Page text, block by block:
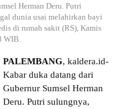
Herman Deru. Putri
dunia usai melahirkan bayi
di rumah sakit (RS), Kamis
WIB.
PALEMBANG, kaldera.id-
Kabar duka datang dari
Gubernur Sumsel Herman
Deru. Putri sulungnya,